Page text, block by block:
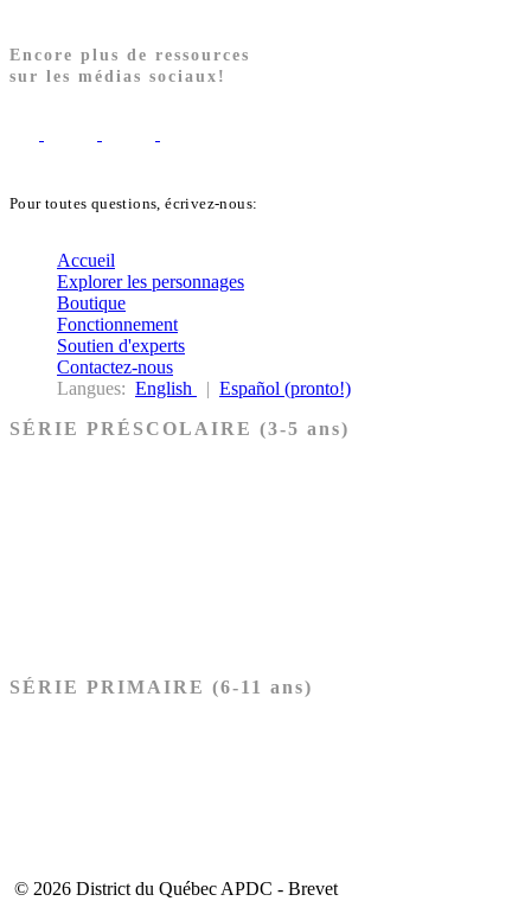
Encore plus de ressources
sur les médias sociaux!
Pour toutes questions, écrivez-nous:
Accueil
Explorer les personnages
Boutique
Fonctionnement
Soutien d'experts
Contactez-nous
Langues: English | Español (pronto!)
SÉRIE PRÉSCOLAIRE (3-5 ans)
SÉRIE PRIMAIRE (6-11 ans)
© 2026 District du Québec APDC - Brevet